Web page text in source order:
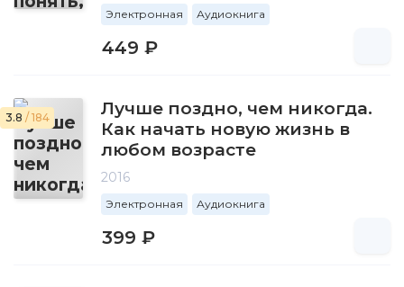
Электронная Аудиокнига
449 ₽
3.8 / 184
Лучше поздно, чем никогда.
Как начать новую жизнь в
любом возрасте
2016
Электронная Аудиокнига
399 ₽